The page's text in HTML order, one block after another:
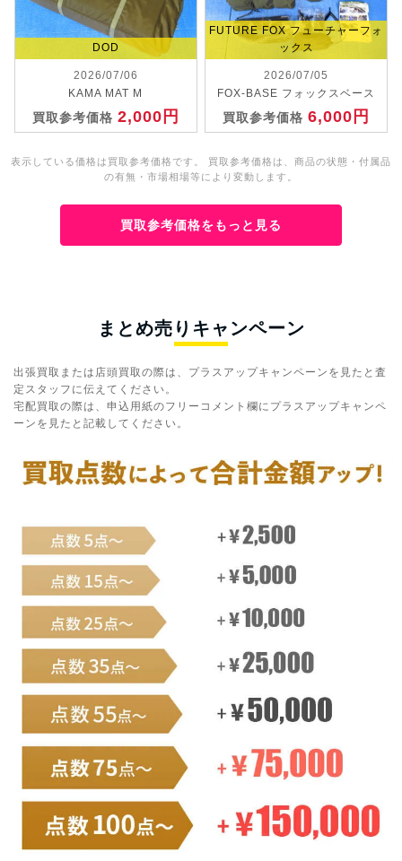
DOD
2026/07/06
KAMA MAT M
買取参考価格 2,000円
FUTURE FOX フューチャーフォ
ックス
2026/07/05
FOX-BASE フォックスベース
買取参考価格6,000円
表示している価格は買取参考価格です。 買取参考価格は、商品の状態・付属品
の有無・市場相場等により変動します。
買取参考価格をもっと見る
まとめ売りキャンペーン
出張買取または店頭買取の際は、プラスアップキャンペーンを見たと査
定スタッフに伝えてください。
宅配買取の際は、申込用紙のフリーコメント欄にプラスアップキャンペ
ーンを見たと記載してください。